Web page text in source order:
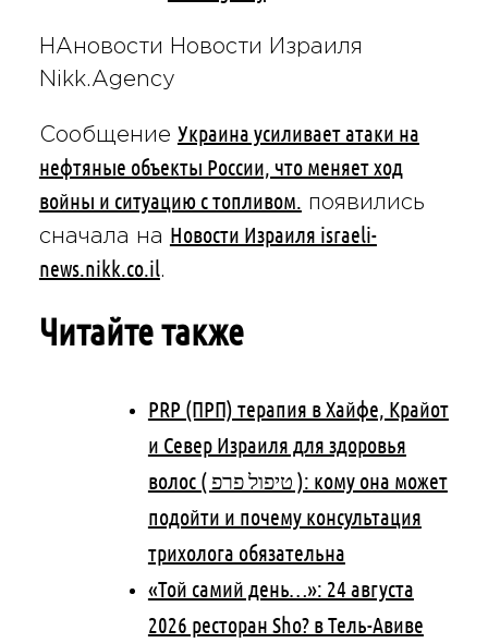
НАновости Новости Израиля
Nikk.Agency
Сообщение Украина усиливает атаки на
нефтяные объекты России, что меняет ход
войны и ситуацию с топливом. появились
сначала на Новости Израиля israeli-
news.nikk.co.il.
Читайте также
PRP (ПРП) терапия в Хайфе, Крайот
и Север Израиля для здоровья
волос ( טיפול פרפ ): кому она может
подойти и почему консультация
трихолога обязательна
«Той самий день…»: 24 августа
2026 ресторан Sho? в Тель-Авиве